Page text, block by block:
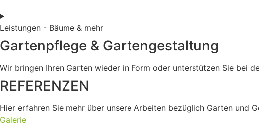
Leistungen - Bäume & mehr
Gartenpflege & Gartengestaltung
Wir bringen Ihren Garten wieder in Form oder unterstützen Sie bei
REFERENZEN
Hier erfahren Sie mehr über unsere Arbeiten bezüglich Garten und
Galerie